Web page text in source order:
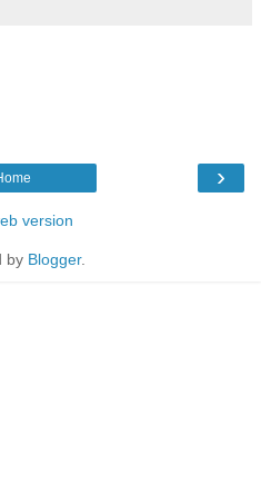
›
version
by Blogger.